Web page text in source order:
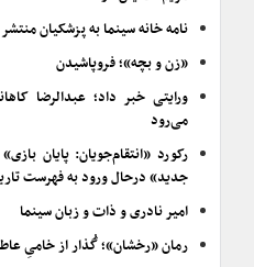
نامه خانه سینما به پزشکیان
«زن و بچه»؛ فروپاشیدن
ورایتی خبر داد؛ عبدالرضا
می‌رود
رکورد «انتقام‌جویان: پایان
جدید» درحال ورود به فهرست
امیر نادری و ذات و زبان سینما
رمان «رخشان»؛ گُذار از خامیِ